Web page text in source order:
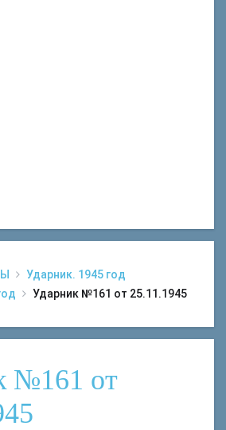
Ударник. 1945 год
Ударник №161 от 25.11.1945
№161 от